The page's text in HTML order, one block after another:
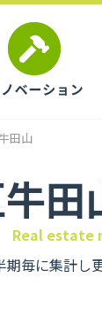
田山
Real estate
毎に集計し